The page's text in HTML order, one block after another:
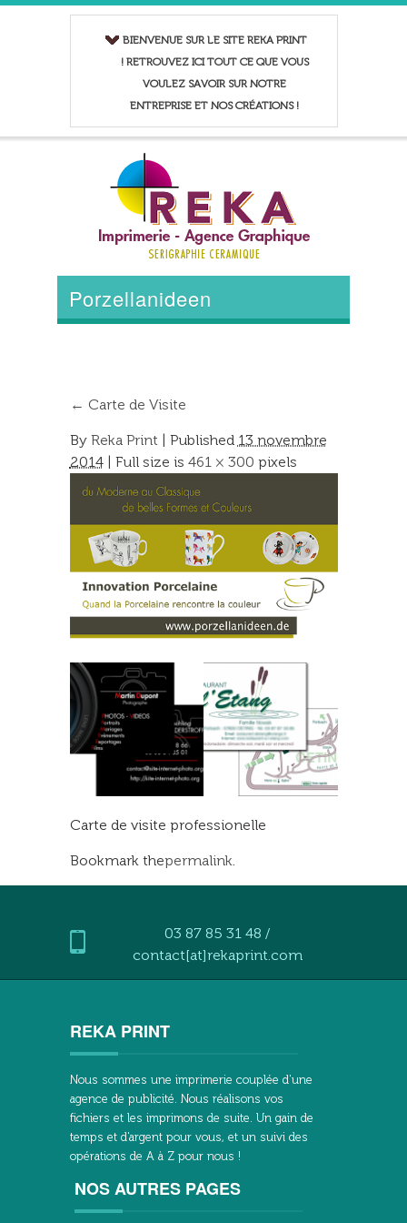
BIENVENUE SUR LE SITE REKA PRINT
! RETROUVEZ ICI TOUT CE QUE VOUS
VOULEZ SAVOIR SUR NOTRE
ENTREPRISE ET NOS CRÉATIONS !
Porzellanideen
← Carte de Visite
By Reka Print | Published 13 novembre
2014| Full size is 461 × 300 pixels
Carte de visite professionelle
Bookmark thepermalink.
03 87 85 31 48 /
contact[at]rekaprint.com
REKA PRINT
Nous sommes une imprimerie couplée d'une
agence de publicité. Nous réalisons vos
fichiers et les imprimons de suite. Un gain de
temps et d'argent pour vous, et un suivi des
opérations de A à Z pour nous !
NOS AUTRES PAGES